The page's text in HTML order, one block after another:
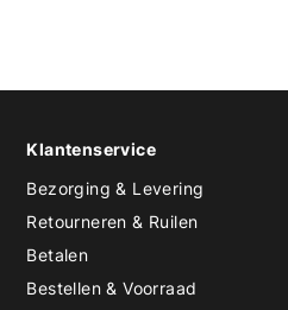
Klantenservice
Bezorging & Levering
Retourneren & Ruilen
Betalen
Bestellen & Voorraad